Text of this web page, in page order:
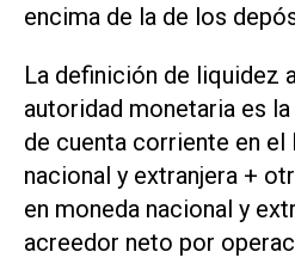
encima de la de los
La definición de liquidez
autoridad monetaria es
de cuenta corriente en el
nacional y extranjera +
en moneda nacional y
acreedor neto por